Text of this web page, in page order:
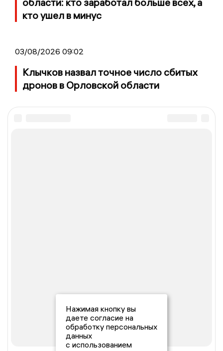
кто ушел в минус
03/08/2026 09:02
Клычков назвал точное число сбитых
дронов в Орловской области
Нажимая кнопку вы
даете согласие на
обработку персональных
данных
с использованием